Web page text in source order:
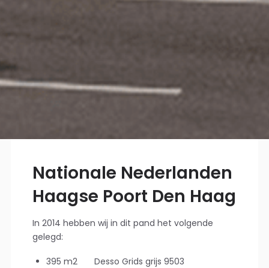
Nationale Nederlanden
Haagse Poort Den Haag
In 2014 hebben wij in dit pand het volgende
gelegd:
395 m2 Desso Grids grijs 9503